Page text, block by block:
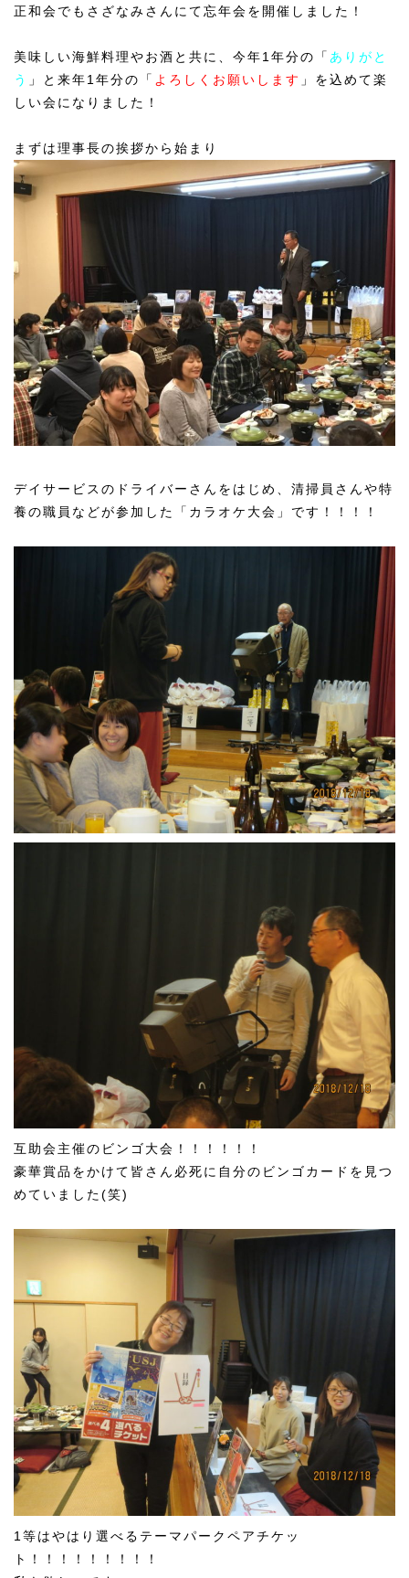
正和会でもさざなみさんにて忘年会を開催しました！
美味しい海鮮料理やお酒と共に、今年1年分の「 ありがと
う
」と来年1年分の「 よろしくお願いします 」を込めて楽
しい会になりました！
まずは理事長の挨拶から始まり
デイサービスのドライバーさんをはじめ、清掃員さんや特
養の職員などが参加した「カラオケ大会」です！！！！
互助会主催のビンゴ大会！！！！！！
豪華賞品をかけて皆さん必死に自分のビンゴカードを見つ
めていました(笑)
1等はやはり選べるテーマパークペアチケッ
ト！！！！！！！！！